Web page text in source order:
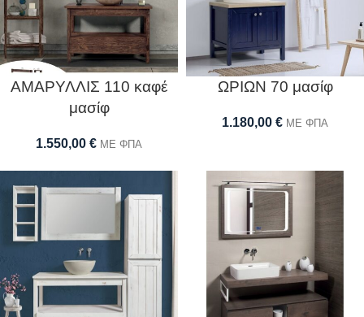
ΑΜΑΡΥΛΛΙΣ 110 καφέ
μασίφ
1.550,00 € ΜΕ ΦΠΑ
ΩΡΙΩΝ 70 μασίφ
1.180,00 € ΜΕ ΦΠΑ